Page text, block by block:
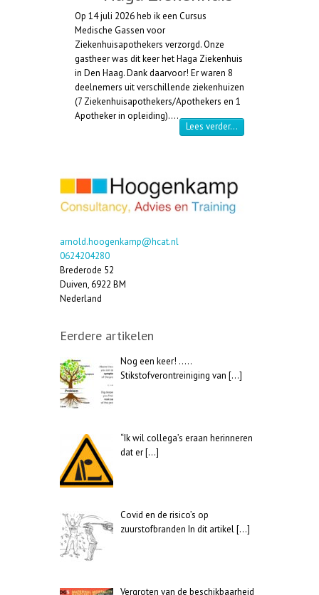
Op 14 juli 2026 heb ik een Cursus
Medische Gassen voor
Ziekenhuisapothekers verzorgd. Onze
gastheer was dit keer het Haga Ziekenhuis
in Den Haag. Dank daarvoor! Er waren 8
deelnemers uit verschillende ziekenhuizen
(7 Ziekenhuisapothekers/Apothekers en 1
Apotheker in opleiding).…
Lees verder…
arnold.hoogenkamp@hcat.nl
0624204280
Brederode 52
Duiven,6922 BM
Nederland
Eerdere artikelen
Nog een keer! …..
Stikstofverontreiniging van […]
“Ik wil collega’s eraan herinneren
dat er[…]
Covid en de risico’s op
zuurstofbranden In dit artikel[…]
Vergroten van de beschikbaarheid